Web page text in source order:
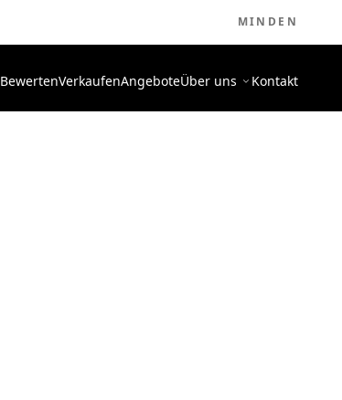
MINDEN
BewertenVerkaufenAngeboteÜber uns Kontakt